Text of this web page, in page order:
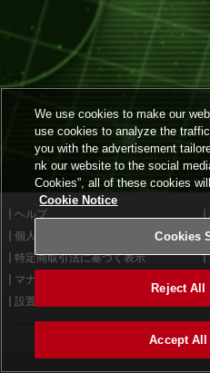
ヘルプ
個人情報等保護方針
特定商取引法に基づく表示
マナー＆ルール
設置店舗検索
©2026 Konami
We use cookies to make our
use cookies to analyze the
you with the advertisement
nk our website to the social
Cookies”, all of these cookies
Cookie Notice
Cookies
Reject All
Accept